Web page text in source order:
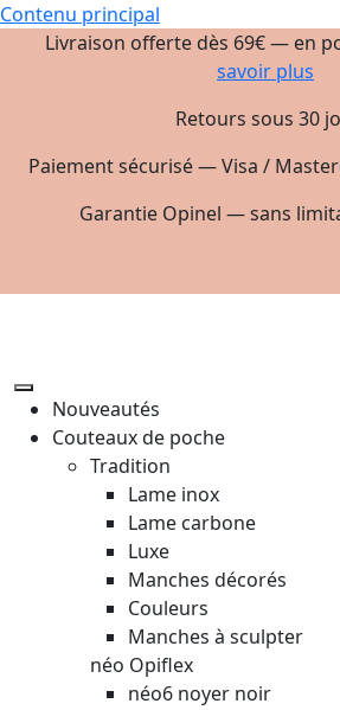
Contenu principal
Livraison offerte dès 69€ — en
savoir plus
Retours sous 30
Paiement sécurisé — Visa /
Garantie Opinel — sans
Nouveautés
Couteaux de poche
Tradition
Lame inox
Lame carbone
Luxe
Manches décorés
Couleurs
Manches à sculpter
néo Opiflex
néo6 noyer noir